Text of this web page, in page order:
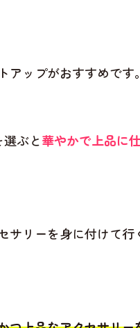
ップがおすすめです。
ぶと華やかで上品に
リーを身に付けて行